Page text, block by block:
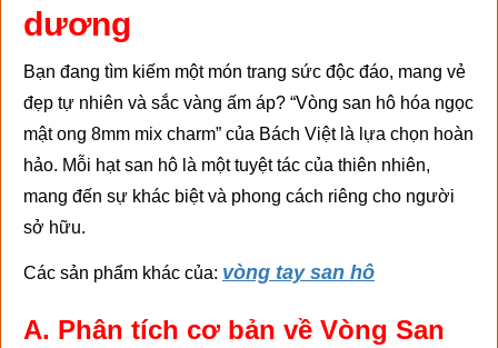
dương
Bạn đang tìm kiếm một món trang sức độc đáo, mang vẻ
đẹp tự nhiên và sắc vàng ấm áp? “Vòng san hô hóa ngọc
mật ong 8mm mix charm” của Bách Việt là lựa chọn hoàn
hảo. Mỗi hạt san hô là một tuyệt tác của thiên nhiên,
mang đến sự khác biệt và phong cách riêng cho người
sở hữu.
Các sản phẩm khác của: vòng tay san hô
A. Phân tích cơ bản về Vòng San